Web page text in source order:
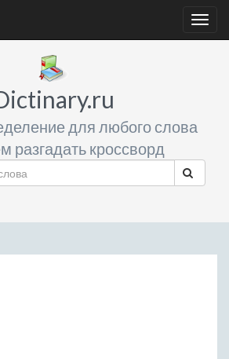
для любого слова
разгадать кроссворд